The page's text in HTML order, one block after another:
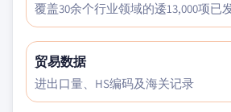
覆盖30余个行业领域的逶13,000项已
贸易数据
进出口量、HS编码及海关记录